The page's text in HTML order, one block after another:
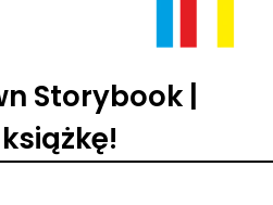
Storybook |